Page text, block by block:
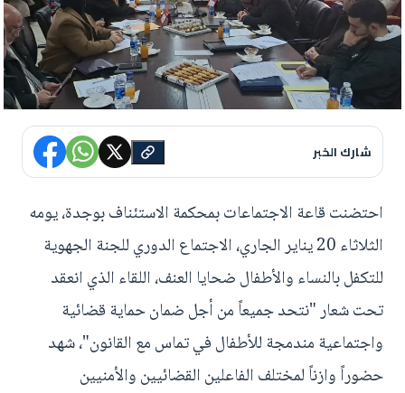
شارك الخبر
احتضنت قاعة الاجتماعات بمحكمة الاستئناف بوجدة، يومه
الثلاثاء 20 يناير الجاري، الاجتماع الدوري للجنة الجهوية
للتكفل بالنساء والأطفال ضحايا العنف، اللقاء الذي انعقد
تحت شعار "نتحد جميعاً من أجل ضمان حماية قضائية
واجتماعية مندمجة للأطفال في تماس مع القانون"، شهد
حضوراً وازناً لمختلف الفاعلين القضائيين والأمنيين